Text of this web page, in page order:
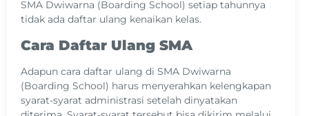
SMA Dwiwarna (Boarding School) setiap tahunnya
tidak ada daftar ulang kenaikan kelas.
Cara Daftar Ulang SMA
Adapun cara daftar ulang di SMA Dwiwarna
(Boarding School) harus menyerahkan kelengkapan
syarat-syarat administrasi setelah dinyatakan